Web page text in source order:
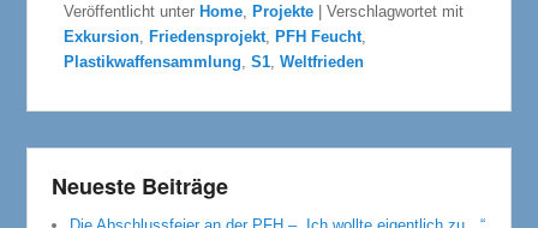
Veröffentlicht unter Home ,Projekte |Verschlagwortet mit
Exkursion ,Friedensprojekt ,PFH Feucht
Plastikwaffensammlung ,S1 ,Weltfrieden
Neueste Beiträge